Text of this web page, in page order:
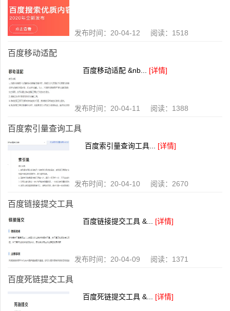
发布时间：20-04-12 阅读：1518
百度移动适配
百度移动适配 &nb... [详情]
发布时间：20-04-11 阅读：1388
百度索引量查询工具
百度索引量查询工具... [详情]
发布时间：20-04-10 阅读：2670
百度链接提交工具
百度链接提交工具 &... [详情]
发布时间：20-04-09 阅读：1371
百度死链提交工具
百度死链提交工具 &... [详情]